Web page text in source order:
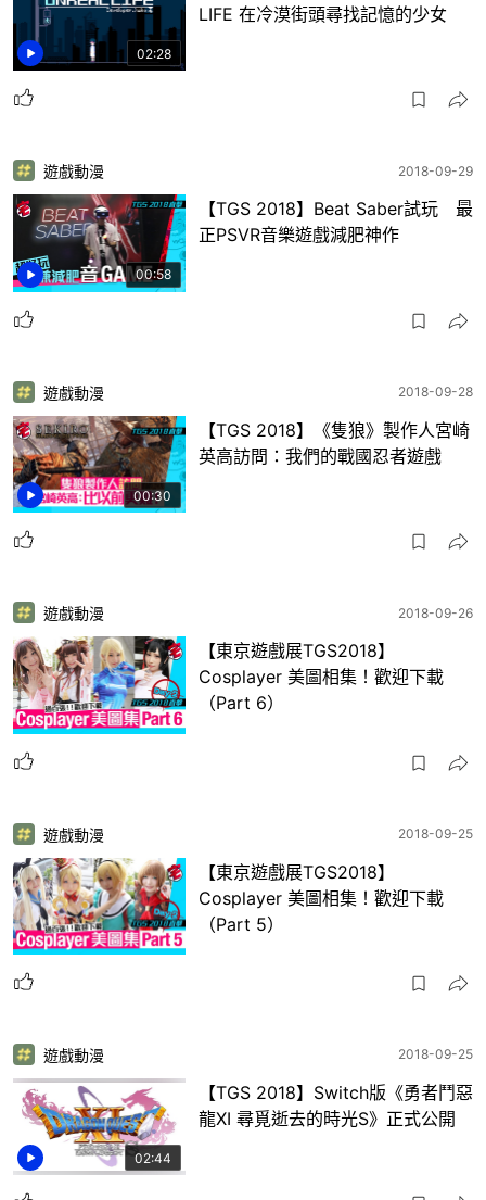
02:28
LIFE 在冷漠街頭尋找記憶的少女
00:58
遊戲動漫 2018-09-29
【TGS 2018】Beat Saber試玩 最
正PSVR音樂遊戲減肥神作
00:30
遊戲動漫 2018-09-28
【TGS 2018】《隻狼》製作人宮崎
英高訪問：我們的戰國忍者遊戲
遊戲動漫 2018-09-26
【東京遊戲展TGS2018】
Cosplayer 美圖相集！歡迎下載
（Part 6）
遊戲動漫 2018-09-25
【東京遊戲展TGS2018】
Cosplayer 美圖相集！歡迎下載
（Part 5）
02:44
遊戲動漫 2018-09-25
【TGS 2018】Switch版《勇者鬥惡
龍XI 尋覓逝去的時光S》正式公開